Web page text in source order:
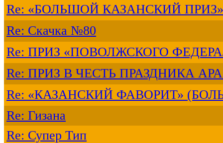
Re: «БОЛЬШОЙ КАЗАНСКИЙ
Re: Скачка №80
Re: ПРИЗ «ПОВОЛЖСКОГО
Re: ПРИЗ В ЧЕСТЬ ПРАЗДНИКА
Re: «КАЗАНСКИЙ ФАВОРИТ»
Re: Гизана
Re: Супер Тип